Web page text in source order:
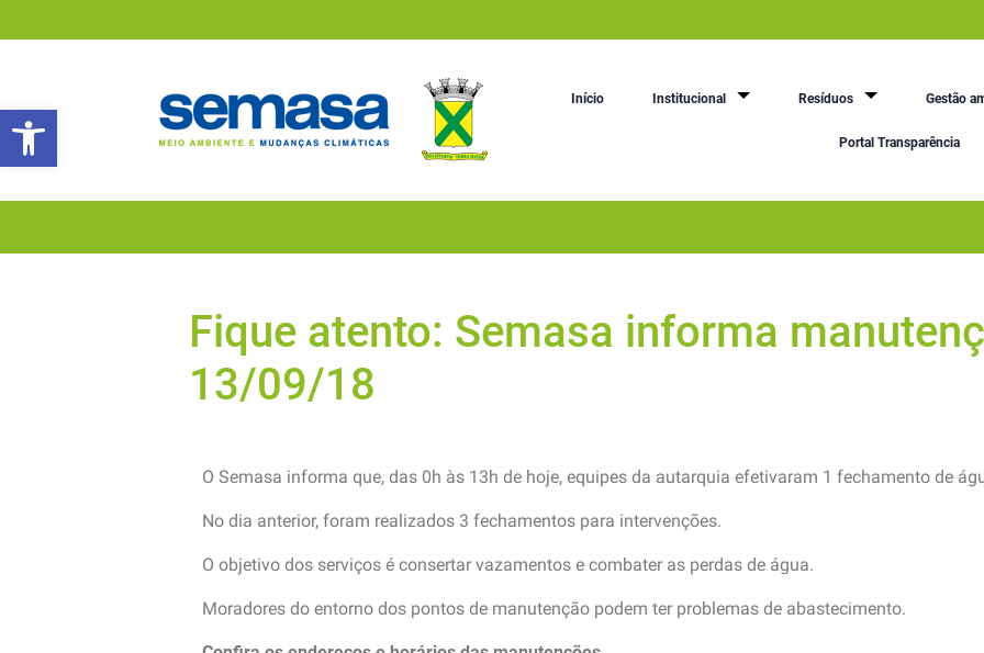
Abrir a barra de ferramentas
Início Institucional Resíduos Gestão
Portal Transparência
Fique atento: Semasa informa
13/09/18
O Semasa informa que, das 0h às 13h de hoje, equipes da autarquia efetivaram 1 fechamento de
No dia anterior, foram realizados 3 fechamentos para intervenções.
O objetivo dos serviços é consertar vazamentos e combater as perdas de água.
Moradores do entorno dos pontos de manutenção podem ter problemas de abastecimento.